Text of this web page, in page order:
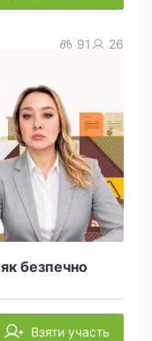
безпечно
91 26
Взяти участь